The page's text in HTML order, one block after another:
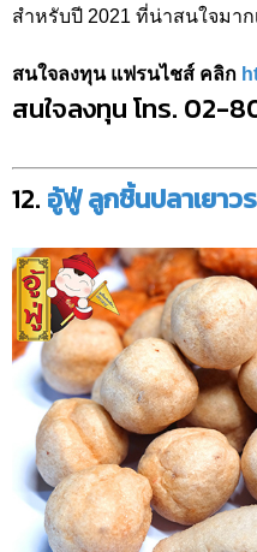
สำหรับปี 2021 ที่น่าสนใจมา
สนใจลงทุน แฟรนไชส์ คลิก
สนใจลงทุน โทร. 02-
12. อู้ฟู่ ลูกชิ้นปลาเยาว